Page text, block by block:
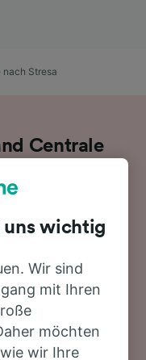
Stresa
Centrale
Centrale nach
in der Regel 16
dabei 59
stressfrei reisen -
auf dieser Route
Nutzen Sie
uns wichtig
Wir sind
mit Ihren
möchten
wir Ihre